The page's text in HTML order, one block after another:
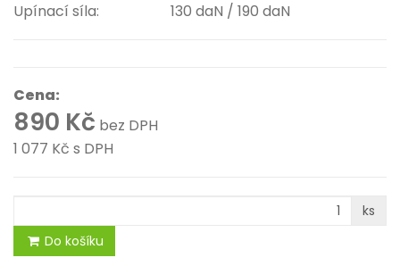
Upínací síla: 130 daN / 190 daN
Cena:
890 Kč bez DPH
1 077 Kč s DPH
ks
Do košíku